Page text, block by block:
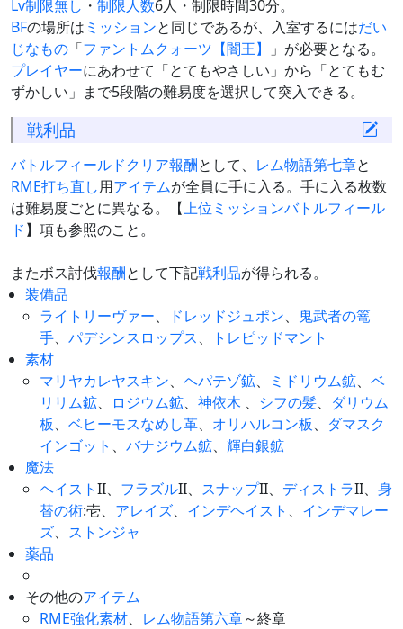
Lv制限無し ・ 制限人数6人・制限時間30分。
BFの場所は ミッションと同じであるが、入室するにはだい
じなもの 「ファントムクォーツ【闇王】
」が必要となる。
プレイヤーにあわせて「とてもやさしい」から「とてもむ
ずかしい」まで5段階の難易度を選択して突入できる。
戦利品
バトルフィールドクリア報酬として、 レム物語第七章と
RME打ち直し用アイテムが全員に手に入る。手に入る枚数
は難易度ごとに異なる。【上位ミッションバトルフィール
ド】項も参照のこと。
またボス討伐報酬として下記戦利品が得られる。
装備品
ライトリーヴァー、 ドレッドジュポン、 鬼武者の篭
手、 パデシンスロップス、
トレピッドマント
素材
マリヤカレヤスキン、 ヘパテゾ鉱、 ミドリウム鉱、 ベ
リリム鉱、 ロジウム鉱、 神依木 、 シフの髪、 ダリウム
板、 ベヒーモスなめし革、 オリハルコン板、 ダマスク
インゴット 、 バナジウム鉱、 輝白銀鉱
魔法
ヘイストII、 フラズルII、 スナップII、 ディストラII、 身
替の術:壱、 アレイズ、 インデヘイスト 、 インデマレー
ズ、 ストンジャ
薬品
その他のアイテム
RME強化素材、 レム物語第六章～終章